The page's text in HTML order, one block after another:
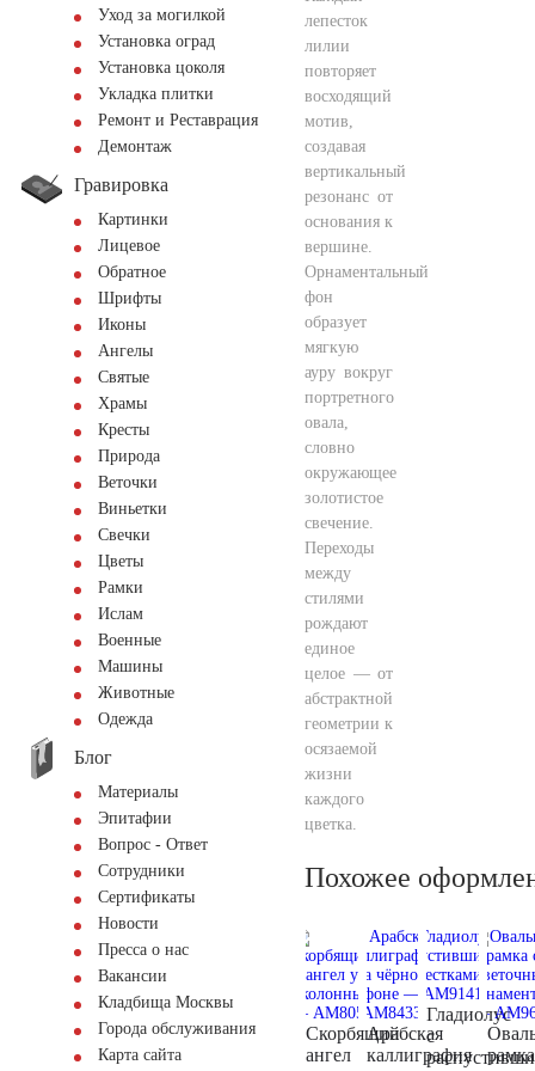
Уход за могилкой
Установка оград
Установка цоколя
Укладка плитки
Ремонт и Реставрация
Демонтаж
Гравировка
Картинки
Лицевое
Обратное
Шрифты
Иконы
Ангелы
Святые
Храмы
Кресты
Природа
Веточки
Виньетки
Свечки
Цветы
Рамки
Ислам
Военные
Машины
Животные
Одежда
Блог
Материалы
Эпитафии
Вопрос - Ответ
Сотрудники
Сертификаты
Новости
Пресса о нас
Вакансии
Кладбища Москвы
Города обслуживания
Карта сайта
лепесток
лилии
повторяет
восходящий
мотив,
создавая
вертикальный
резонанс от
основания к
вершине.
Орнаментальный
фон
образует
мягкую
ауру вокруг
портретного
овала,
словно
окружающее
золотистое
свечение.
Переходы
между
стилями
рождают
единое
целое — от
абстрактной
геометрии к
осязаемой
жизни
каждого
цветка.
Похожее
Скорбящий
ангел
Арабская
каллиграфия
Гладиолус
с
рамка